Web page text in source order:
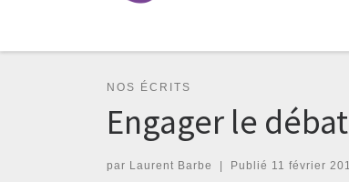
NOS ÉCRITS
Engager le
par Laurent Barbe | Publié 11 février